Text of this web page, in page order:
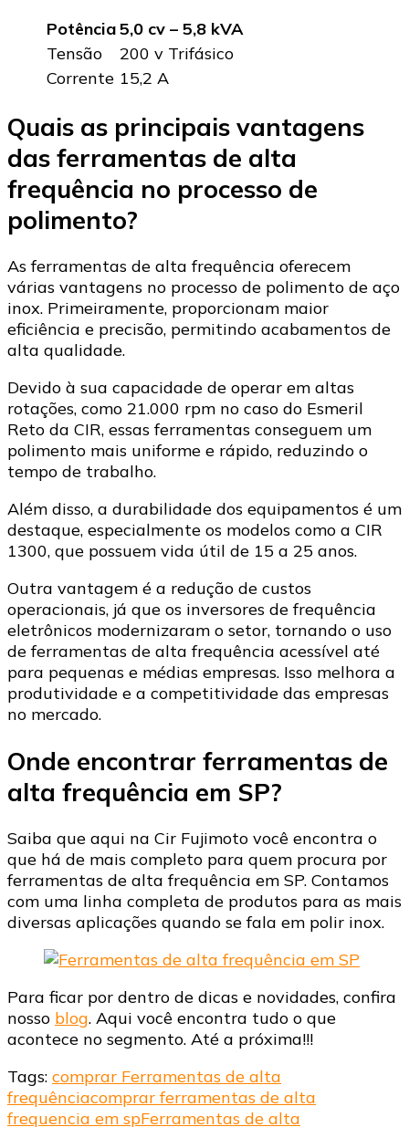
Potência5,0 cv – 5,8 kVA
Tensão
200 v Trifásico
Corrente 15,2 A
Quais as principais vantagens
das ferramentas de alta
frequência no processo de
polimento?
As ferramentas de alta frequência oferecem
várias vantagens no processo de polimento de aço
inox. Primeiramente, proporcionam maior
eficiência e precisão, permitindo acabamentos de
alta qualidade.
Devido à sua capacidade de operar em altas
rotações, como 21.000 rpm no caso do Esmeril
Reto da CIR, essas ferramentas conseguem um
polimento mais uniforme e rápido, reduzindo o
tempo de trabalho.
Além disso, a durabilidade dos equipamentos é um
destaque, especialmente os modelos como a CIR
1300, que possuem vida útil de 15 a 25 anos.
Outra vantagem é a redução de custos
operacionais, já que os inversores de frequência
eletrônicos modernizaram o setor, tornando o uso
de ferramentas de alta frequência acessível até
para pequenas e médias empresas. Isso melhora a
produtividade e a competitividade das empresas
no mercado.
Onde encontrar ferramentas de
alta frequência em SP?
Saiba que aqui na Cir Fujimoto você encontra o
que há de mais completo para quem procura por
ferramentas de alta frequência em SP. Contamos
com uma linha completa de produtos para as mais
diversas aplicações quando se fala em polir inox.
Para ficar por dentro de dicas e novidades, confira
nosso blog. Aqui você encontra tudo o que
acontece no segmento. Até a próxima!!!
Tags: comprar Ferramentas de alta
frequênciacomprar ferramentas de alta
frequencia em spFerramentas de alta